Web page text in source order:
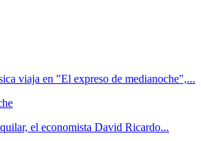
viaja en "El expreso de medianoche",...
el economista David Ricardo...